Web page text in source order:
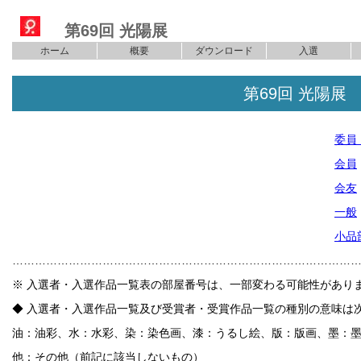
第69回 光陽展
ホーム 概要 ダウンロード 入選
第69回 光陽展
委員
会員
会友
一般
小品
※ 入選者・入選作品一覧表の部屋番号は、一部変わる可能性があり
◆ 入選者・入選作品一覧及び受賞者・受賞作品一覧の種別の意味は
油：油彩、水：水彩、染：染色画、漆：うるし絵、版：版画、墨：
他：その他（前記に該当しないもの）